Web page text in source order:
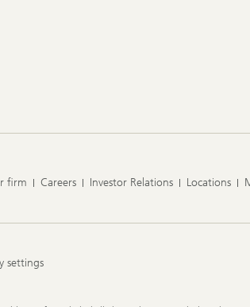
firm Careers Investor Relations Locations
settings